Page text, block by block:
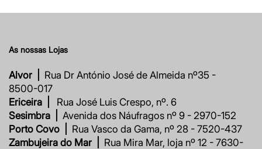
As nossas Lojas
Alvor |
Rua Dr António José de Almeida nº35 -
8500-017
Ericeira |
Rua José Luis Crespo, nº. 6
Sesimbra |
Avenida dos Náufragos nº 9 - 2970-152
Porto Covo |
Rua Vasco da Gama, nº 28 - 7520-437
Zambujeira do Mar |
Rua Mira Mar, loja nº 12 - 7630-